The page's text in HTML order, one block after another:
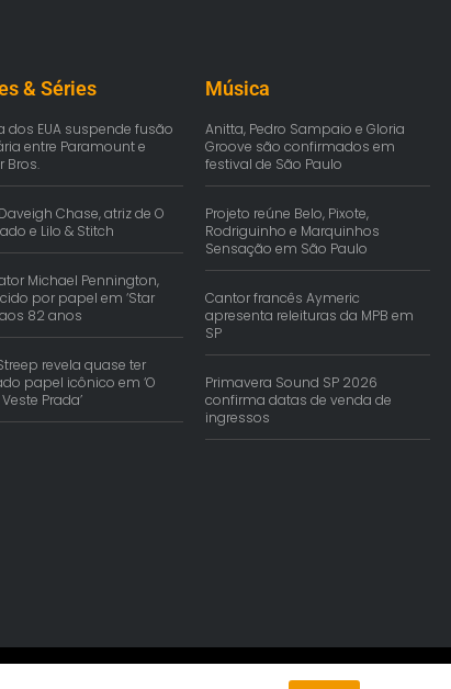
& Séries
dos EUA suspende fusão
entre Paramount e
Bros.
Chase, atriz de O
e Lilo & Stitch
Michael Pennington,
por papel em ‘Star
aos 82 anos
revela quase ter
papel icônico em ‘O
Prada’
Música
Anitta, Pedro Sampaio e Gloria
Groove são confirmados em
festival de São Paulo
Projeto reúne Belo, Pixote,
Rodriguinho e Marquinhos
Sensação em São Paulo
Cantor francês Aymeric
apresenta releituras da MPB em
SP
Primavera Sound SP 2026
confirma datas de venda de
ingressos
2026 | Reis Comunica. Todos os Direitos Reservados.